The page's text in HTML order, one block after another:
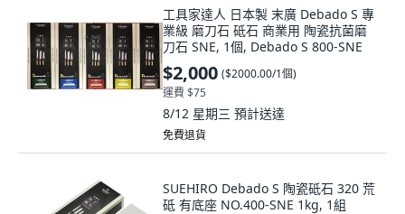
工具家達人 日本製 末廣 Debado S 專
業級 磨刀石 砥石 商業用 陶瓷抗菌磨
刀石 SNE, 1個, Debado S 800-SNE
$2,000 ($2000.00/1個)
運費 $75
8/12 星期三 預計送達
免費退貨
SUEHIRO Debado S 陶瓷砥石 320 荒
砥 有底座 NO.400-SNE 1kg, 1組